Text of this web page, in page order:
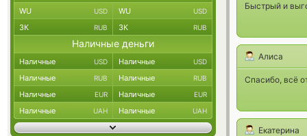
Быстрый и
Алиса
Спасибо, всё
Екатерина
WU USD WU USD
ЗК RUB ЗК RUB
Наличные деньги
Наличные USD Наличные USD
Наличные RUB Наличные RUB
Наличные EUR Наличные EUR
Наличные UAH Наличные UAH